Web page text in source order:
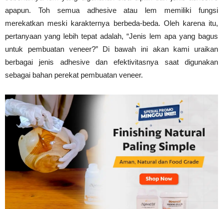
apapun. Toh semua adhesive atau lem memiliki fungsi
merekatkan meski karakternya berbeda-beda. Oleh karena itu,
pertanyaan yang lebih tepat adalah, “Jenis lem apa yang bagus
untuk pembuatan veneer?” Di bawah ini akan kami uraikan
berbagai jenis adhesive dan efektivitasnya saat digunakan
sebagai bahan perekat pembuatan veneer.